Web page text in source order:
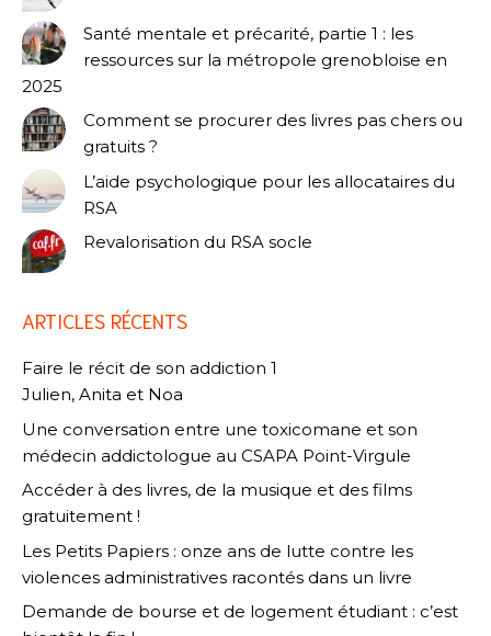
Santé mentale et précarité, partie 1 : les
ressources sur la métropole grenobloise en
2025
Comment se procurer des livres pas chers ou
gratuits ?
L’aide psychologique pour les allocataires du
RSA
Revalorisation du RSA socle
ARTICLES RÉCENTS
Faire le récit de son addiction 1
Julien, Anita et Noa
Une conversation entre une toxicomane et son
médecin addictologue au CSAPA Point-Virgule
Accéder à des livres, de la musique et des films
gratuitement !
Les Petits Papiers : onze ans de lutte contre les
violences administratives racontés dans un livre
Demande de bourse et de logement étudiant : c’est